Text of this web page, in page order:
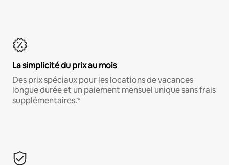
La simplicité du prix au mois
Des prix spéciaux pour les locations de vacances
longue durée et un paiement mensuel unique sans frais
supplémentaires.*